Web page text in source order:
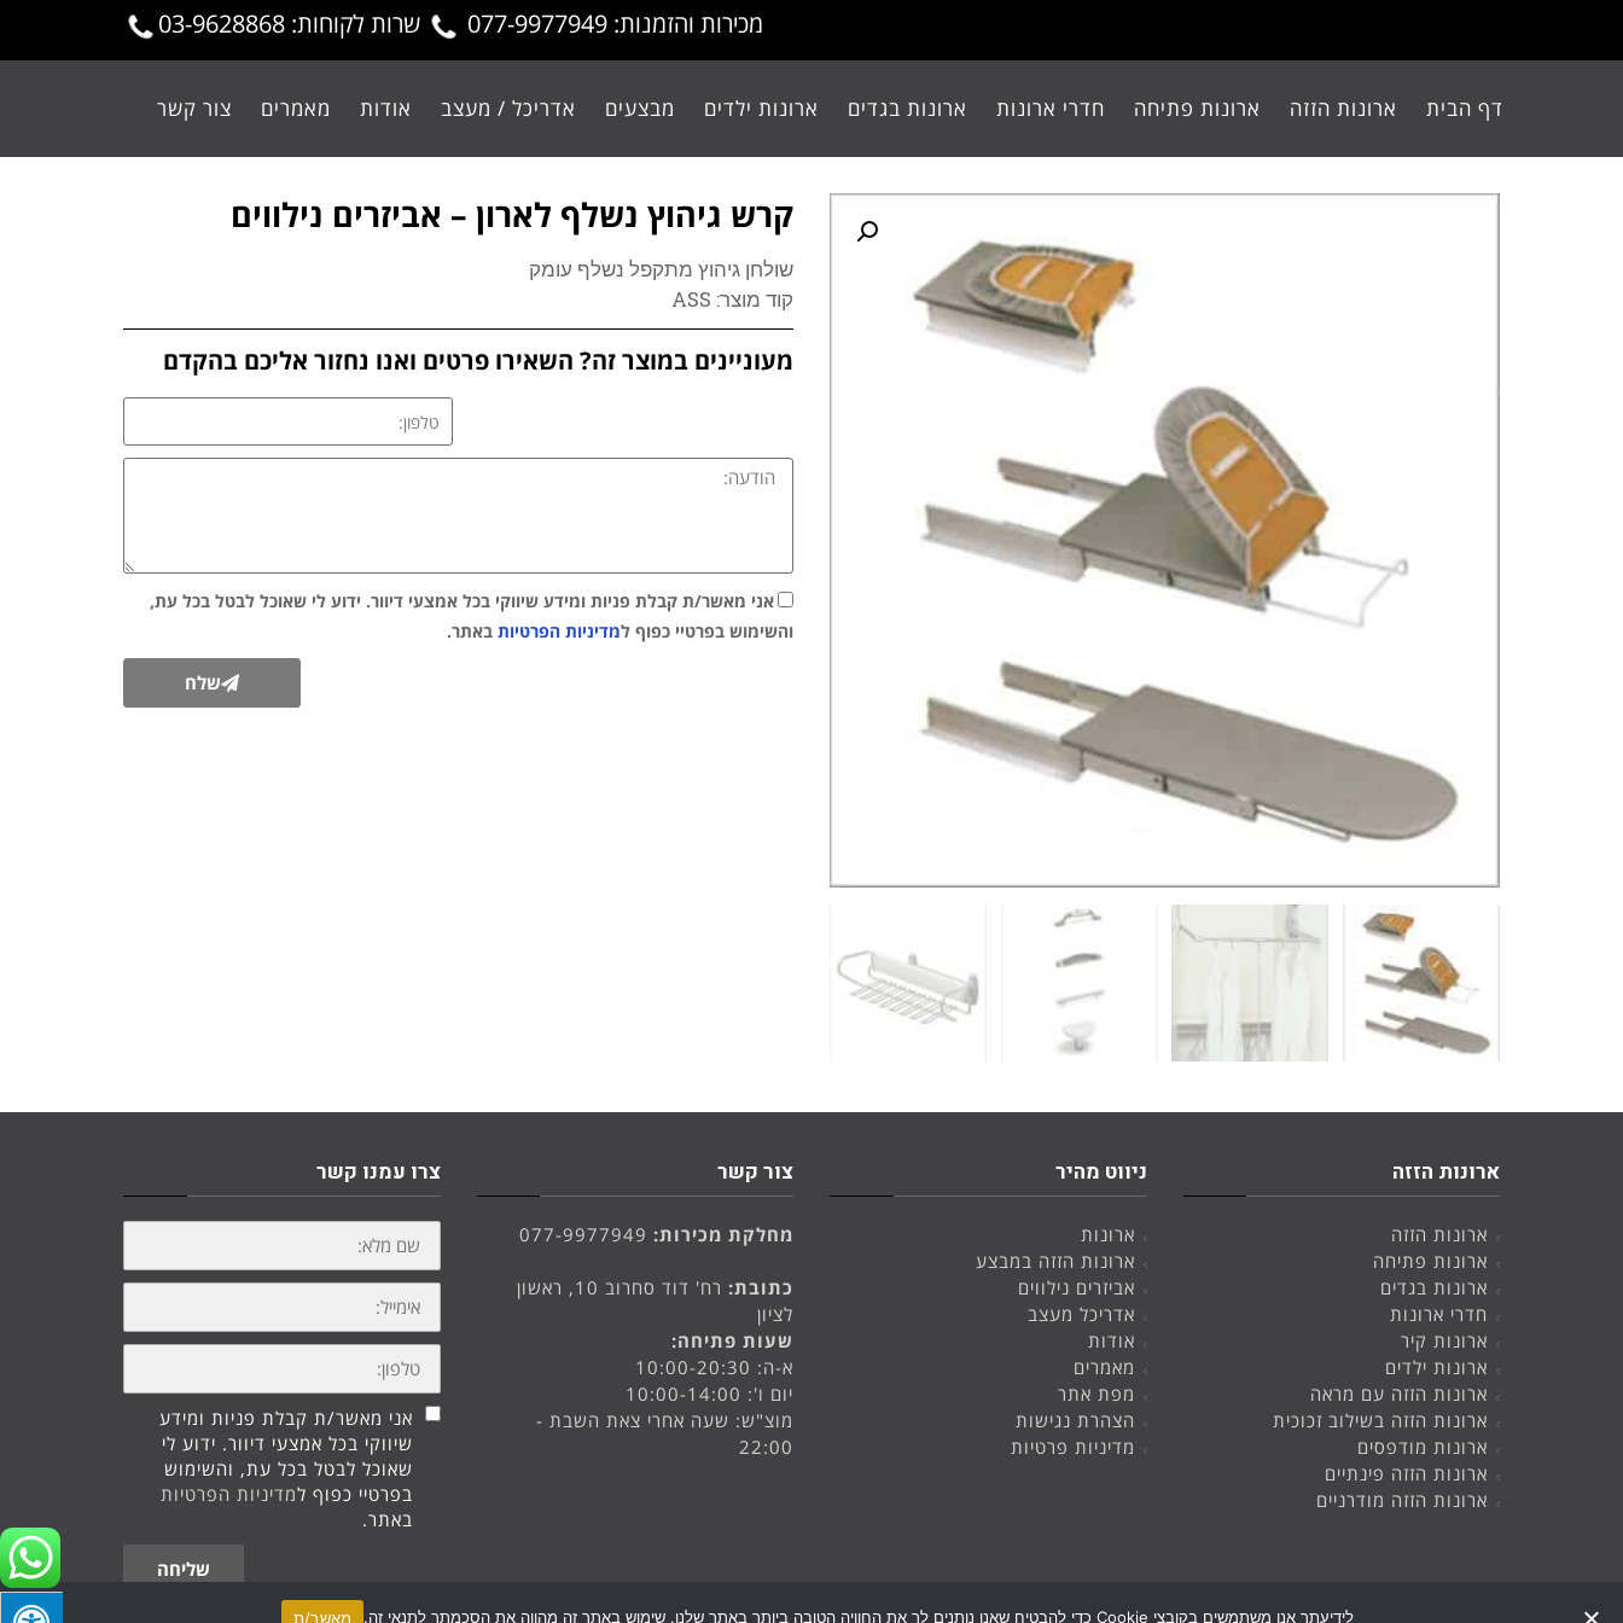
מכירות והזמנות: 077-9977949 שרות לקוחות: 03-9628868
דף הבית ארונות הזזה ארונות פתיחה חדרי ארונות ארונות בגדים ארונות ילדים מבצעים אדריכל / מעצב אודות מאמרים צור קשר
קרש גיהוץ נשלף לארון – אביזרים נילווים
שולחן גיהוץ מתקפל נשלף עומק
קוד מוצר: ASS
מעוניינים במוצר זה? השאירו פרטים ואנו נחזור אליכם בהקדם
אני מאשר/ת קבלת פניות ומידע שיווקי בכל אמצעי דיוור. ידוע לי שאוכל לבטל בכל עת,
והשימוש בפרטיי כפוף למדיניות הפרטיות באתר.
שלח
ארונות הזזה
ארונות הזזה
ארונות פתיחה
ארונות בגדים
חדרי ארונות
ארונות קיר
ארונות ילדים
ארונות הזזה עם מראה
ארונות הזזה בשילוב זכוכית
ארונות מודפסים
ארונות הזזה פינתיים
ארונות הזזה מודרניים
ניווט מהיר
ארונות
ארונות הזזה במבצע
אביזרים נילווים
אדריכל מעצב
אודות
מאמרים
מפת אתר
הצהרת נגישות
מדיניות פרטיות
צור קשר
מחלקת מכירות: 077-9977949
כתובת:
רח' דוד סחרוב 10, ראשון
לציון
שעות פתיחה:
א-ה: 10:00-20:30
יום ו': 10:00-14:00
מוצ"ש: שעה אחרי צאת השבת -
22:00
צרו עמנו קשר
שם
מלא:
אימייל:
טלפון:
אני מאשר/ת קבלת פניות ומידע
שיווקי בכל אמצעי דיוור. ידוע לי
שאוכל לבטל בכל עת, והשימוש
בפרטיי כפוף למדיניות הפרטיות
באתר.
שליחה
לידיעתך אנו משתמשים בקובצי Cookie כדי להבטיח שאנו נותנים לך את החוויה הטובה ביותר באתר שלנו. שימוש באתר זה מהווה את הסכמתך לתנאי זה. מאשר/ת